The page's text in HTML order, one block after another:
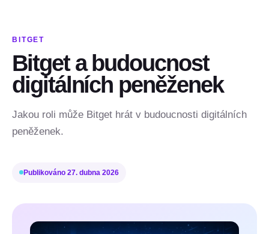
BITGET
Bitget a budoucnost
digitálních peněženek
Jakou roli může Bitget hrát v budoucnosti digitálních
peněženek.
Publikováno 27. dubna 2026